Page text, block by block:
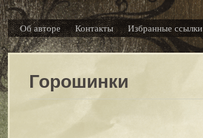
Об авторе Контакты Избранные ссылки
Горошинки